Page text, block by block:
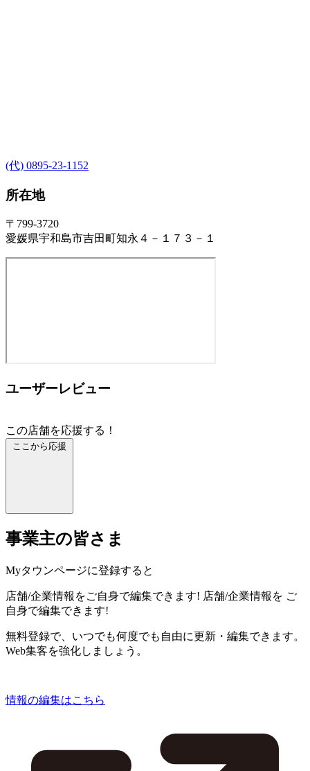
(代) 0895-23-1152
所在地
〒799-3720
愛媛県宇和島市吉田町知永４－１７３－１
ユーザーレビュー
この店舗を応援する！
ここから応援
事業主の皆さま
Myタウンページに登録すると
店舗/企業情報をご自身で編集できます! 店舗/企業情報を ご
自身で編集できます!
無料登録で、いつでも何度でも自由に更新・編集できます。
Web集客を強化しましょう。
情報の編集はこちら